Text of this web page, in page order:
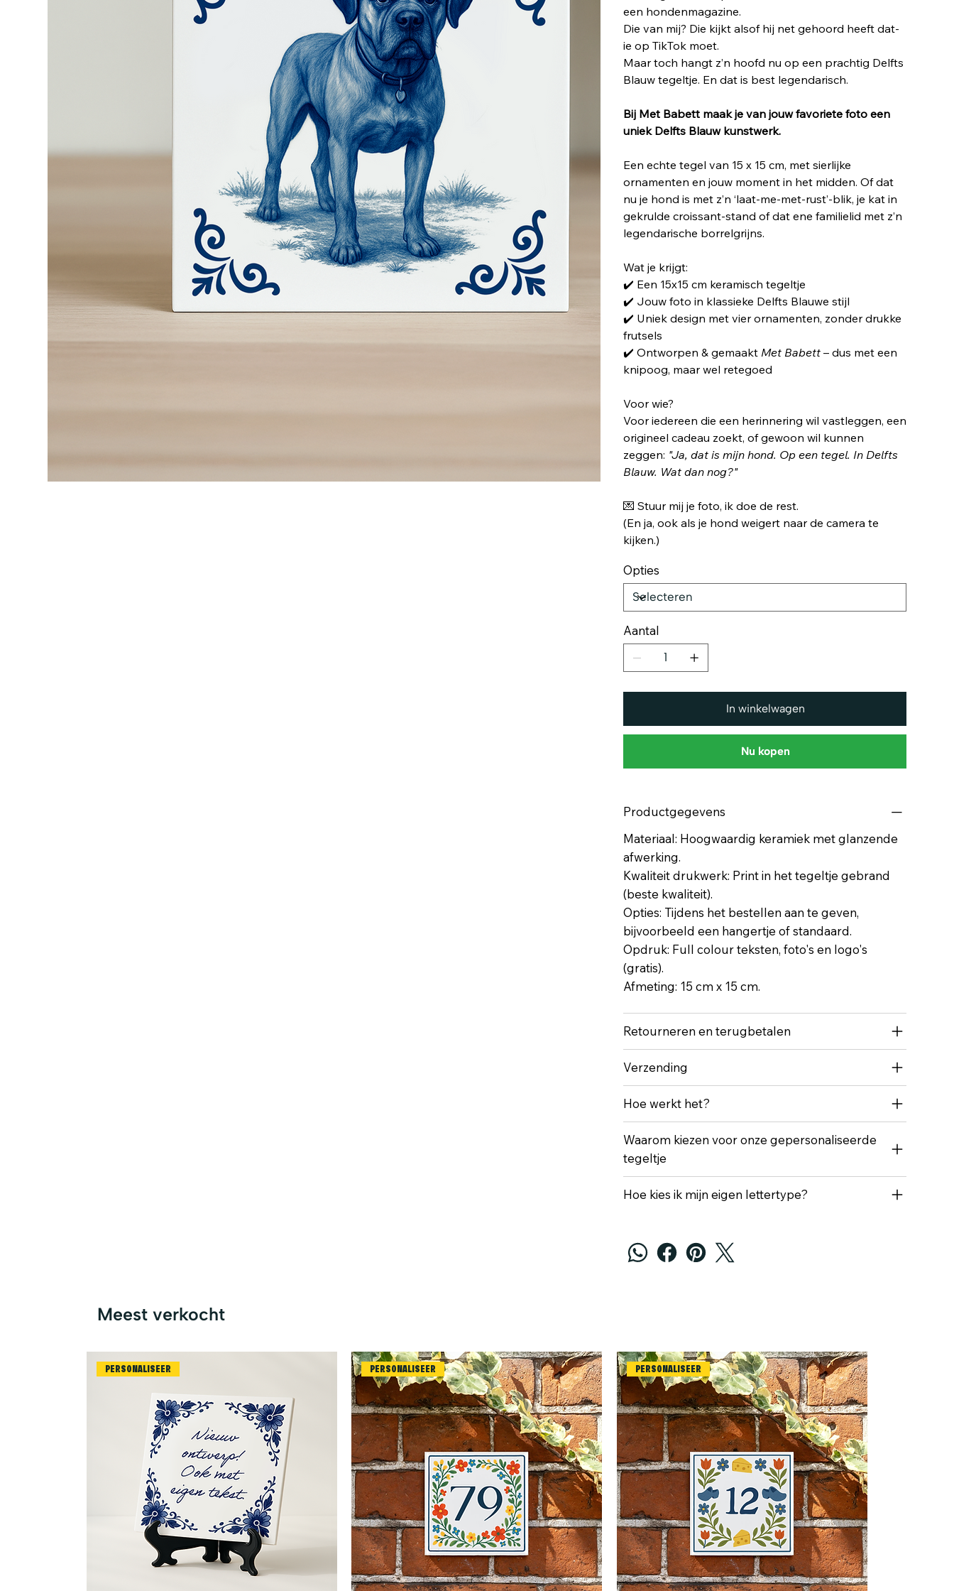
een hondenmagazine.
Die van mij? Die kijkt alsof hij net gehoord heeft dat-
ie op TikTok moet.
Maar toch hangt z’n hoofd nu op een prachtig Delfts
Blauw tegeltje. En dat is best legendarisch.
Bij Met Babett maak je van jouw favoriete foto een
uniek Delfts Blauw kunstwerk.
Een echte tegel van 15 x 15 cm, met sierlijke
ornamenten en jouw moment in het midden. Of dat
nu je hond is met z’n ‘laat-me-met-rust’-blik, je kat in
gekrulde croissant-stand of dat ene familielid met z’n
legendarische borrelgrijns.
Wat je krijgt:
✔️ Een 15x15 cm keramisch tegeltje
✔️ Jouw foto in klassieke Delfts Blauwe stijl
✔️ Uniek design met vier ornamenten, zonder drukke
frutsels
✔️ Ontworpen & gemaakt Met Babett– dus met een
knipoog, maar wel retegoed
Voor wie?
Voor iedereen die een herinnering wil vastleggen, een
origineel cadeau zoekt, of gewoon wil kunnen
zeggen: "Ja, dat is mijn hond. Op een tegel. In Delfts
Blauw. Wat dan nog?"
💌 Stuur mij je foto, ik doe de rest.
(En ja, ook als je hond weigert naar de camera te
kijken.)
Opties
Aantal
In winkelwagen
Nu kopen
Productgegevens
Materiaal: Hoogwaardig keramiek met glanzende
afwerking.
Kwaliteit drukwerk: Print in het tegeltje gebrand
(beste kwaliteit).
Opties: Tijdens het bestellen aan te geven,
bijvoorbeeld een hangertje of standaard.
Opdruk: Full colour teksten, foto's en logo's
(gratis).
Afmeting: 15 cm x 15 cm.
Retourneren en terugbetalen
Verzending
Hoe werkt het?
Waarom kiezen voor onze gepersonaliseerde
tegeltje
Hoe kies ik mijn eigen lettertype?
Meest verkocht
PERSONALISEER PERSONALISEER PERSONALISEER